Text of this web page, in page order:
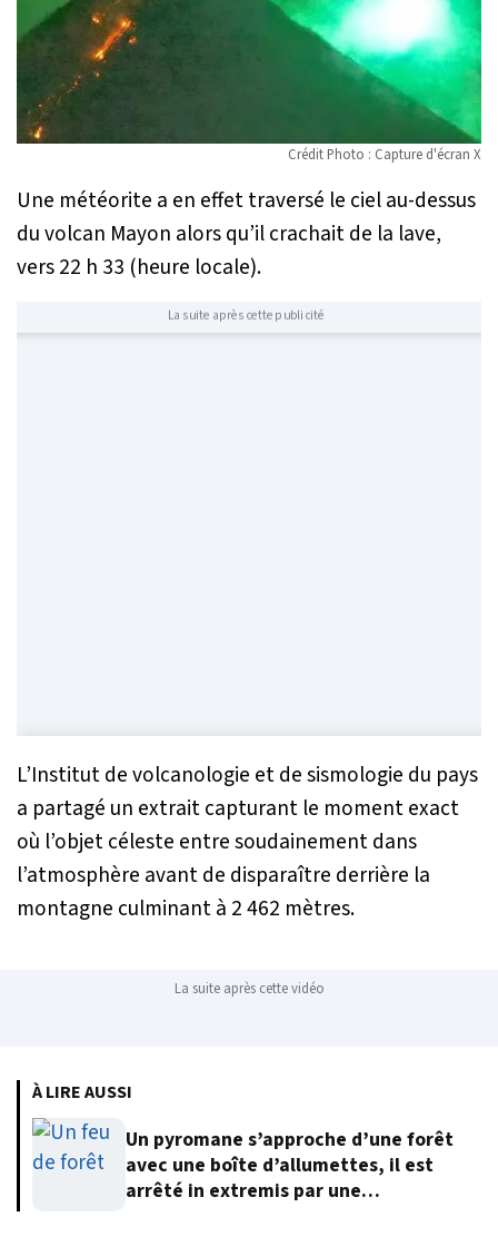
Crédit Photo : Capture d'écran X
Une météorite a en effet traversé le ciel au-dessus
du volcan Mayon alors qu’il crachait de la lave,
vers 22 h 33 (heure locale).
La suite après cette publicité
L’Institut de volcanologie et de sismologie du pays
a partagé un extrait capturant le moment exact
où l’objet céleste entre soudainement dans
l’atmosphère avant de disparaître derrière la
montagne culminant à 2 462 mètres.
La suite après cette vidéo
À LIRE AUSSI
Un pyromane s’approche d’une forêt
avec une boîte d’allumettes, il est
arrêté in extremis par une